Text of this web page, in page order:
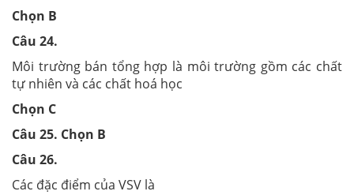
Chọn B
Câu 24.
Môi trường bán tổng hợp là môi trường gồm các chất
tự nhiên và các chất hoá học
Chọn C
Câu 25. Chọn B
Câu 26.
Các đặc điểm của VSV là